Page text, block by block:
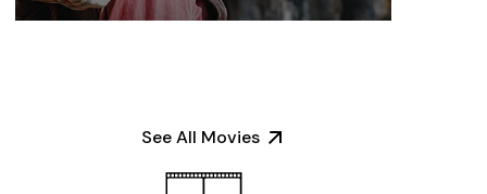
See All Movies